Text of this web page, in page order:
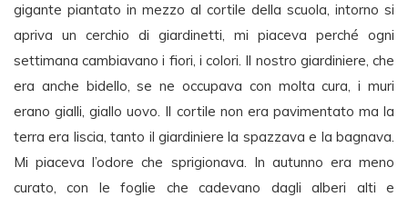
gigante piantato in mezzo al cortile della scuola, intorno si
apriva un cerchio di giardinetti, mi piaceva perché ogni
settimana cambiavano i fiori, i colori. Il nostro giardiniere, che
era anche bidello, se ne occupava con molta cura, i muri
erano gialli, giallo uovo. Il cortile non era pavimentato ma la
terra era liscia, tanto il giardiniere la spazzava e la bagnava.
Mi piaceva l’odore che sprigionava. In autunno era meno
curato, con le foglie che cadevano dagli alberi alti e